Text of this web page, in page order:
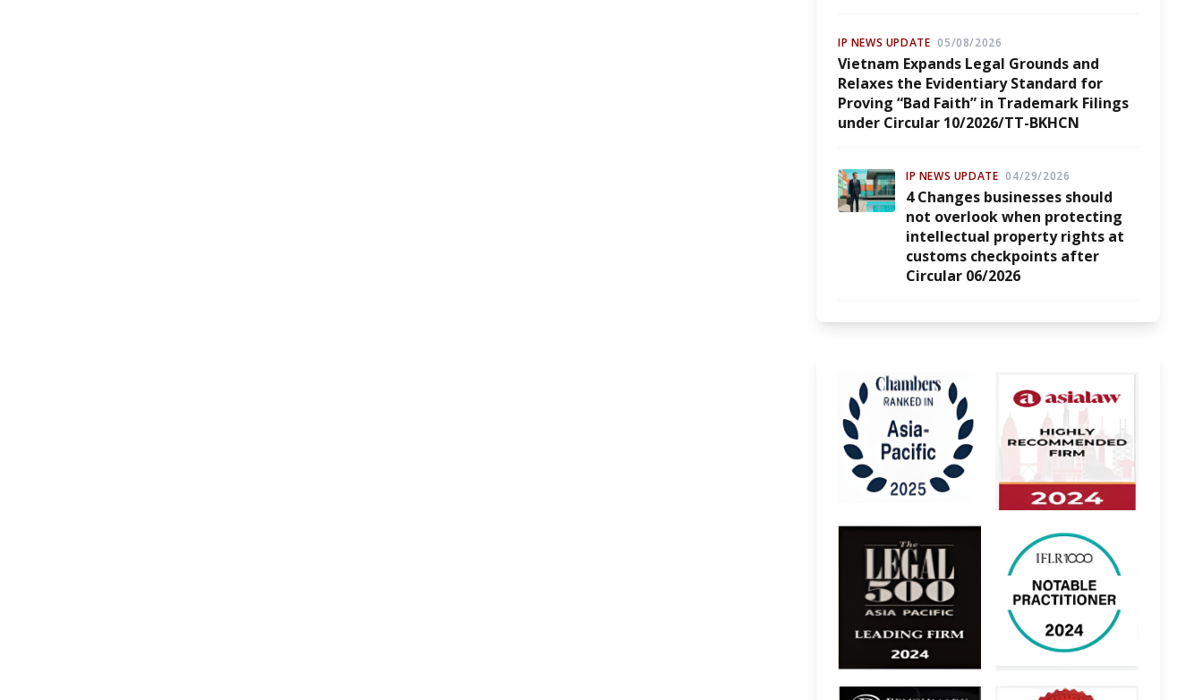
IP NEWS UPDATE 05/08/2026
Vietnam Expands Legal Grounds and
Relaxes the Evidentiary Standard for
Proving “Bad Faith” in Trademark Filings
under Circular 10/2026/TT-BKHCN
IP NEWS UPDATE 04/29/2026
4 Changes businesses should
not overlook when protecting
intellectual property rights at
customs checkpoints after
Circular 06/2026